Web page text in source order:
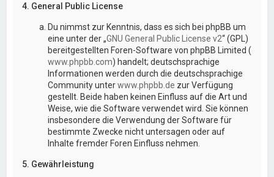
4. General Public License
Du nimmst zur Kenntnis, dass es sich bei phpBB um
eine unter der „GNU General Public License v2“ (GPL)
bereitgestellten Foren-Software von phpBB Limited (
www.phpbb.com) handelt; deutschsprachige
Informationen werden durch die deutschsprachige
Community unterwww.phpbb.de zur Verfügung
gestellt. Beide haben keinen Einfluss auf die Art und
Weise, wie die Software verwendet wird. Sie können
insbesondere die Verwendung der Software für
bestimmte Zwecke nicht untersagen oder auf
Inhalte fremder Foren Einfluss nehmen.
5. Gewährleistung